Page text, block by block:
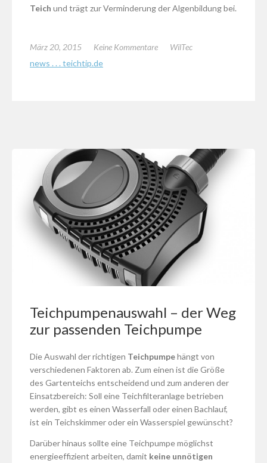
Teich und trägt zur Verminderung der Algenbildung bei.
März 20, 2015 Keine Kommentare
WilTec
news . . . teichtip.de
Teichpumpenauswahl – der Weg
zur passenden Teichpumpe
Die Auswahl der richtigen Teichpumpehängt von
verschiedenen Faktoren ab. Zum einen ist die Größe
des Gartenteichs entscheidend und zum anderen der
Einsatzbereich: Soll eine Teichfilteranlage betrieben
werden, gibt es einen Wasserfall oder einen Bachlauf,
ist ein Teichskimmer oder ein Wasserspiel gewünscht?
Darüber hinaus sollte eine Teichpumpe möglichst
energieeffizient arbeiten, damit keine unnötigen